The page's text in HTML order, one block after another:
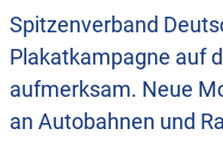
Spitzenverband
Plakatkampagne auf
aufmerksam. Neue
an Autobahnen und